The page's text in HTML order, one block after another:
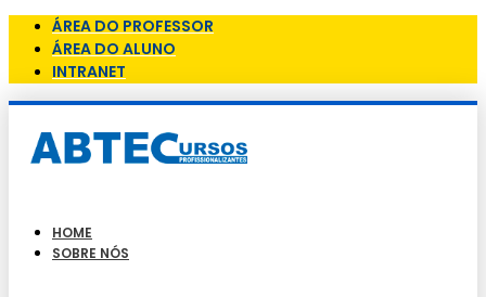
ÁREA DO PROFESSOR
ÁREA DO ALUNO
INTRANET
HOME
SOBRE NÓS